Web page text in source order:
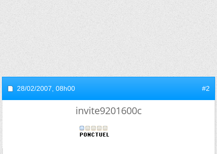
28/02/2007, 08h00 #2
invite9201600c